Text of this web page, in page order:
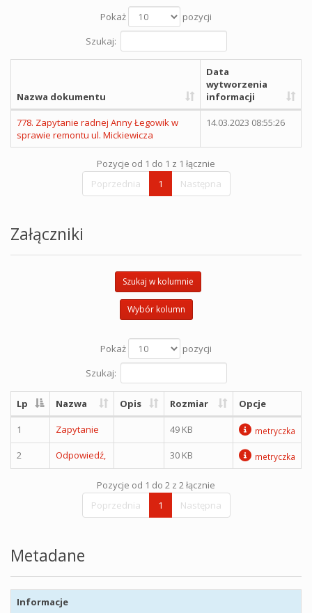
Pokaż
pozycji
Szukaj:
Nazwa dokumentu
Data
wytworzenia
informacji
778. Zapytanie radnej Anny Łegowik w
sprawie remontu ul. Mickiewicza
14.03.2023 08:55:26
Pozycje od 1 do 1 z 1 łącznie
Poprzednia
1 Następna
Załączniki
Szukaj w kolumnie
Wybór kolumn
Pokaż
pozycji
Szukaj:
Lp Nazwa Opis Rozmiar Opcje
1 Zapytanie 49 KB metryczka
2 Odpowiedź, 30 KB metryczka
Pozycje od 1 do 2 z 2 łącznie
Poprzednia
1 Następna
Metadane
Informacje